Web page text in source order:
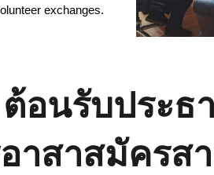
exchanges.
อนรับประธ
าสาสมัครส